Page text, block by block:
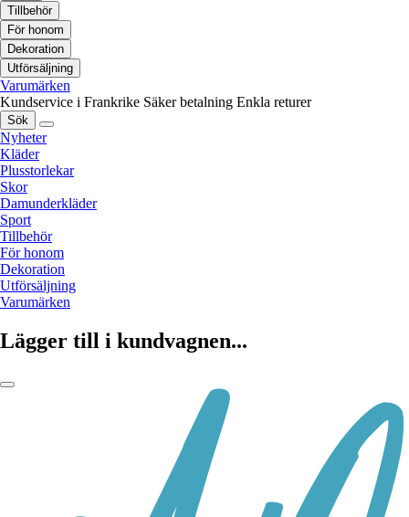
Tillbehör
För honom
Dekoration
Utförsäljning
Varumärken
Kundservice i Frankrike Säker betalning Enkla returer
Sök
Nyheter
Kläder
Plusstorlekar
Skor
Damunderkläder
Sport
Tillbehör
För honom
Dekoration
Utförsäljning
Varumärken
Lägger till i kundvagnen...